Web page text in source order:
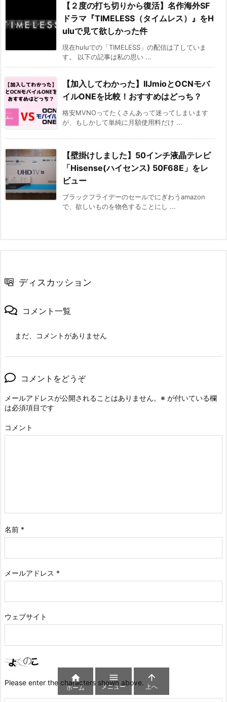
【２度の打ち切りから復活】名作海外SF
ドラマ『TIMELESS（タイムレス）』をH
uluで見て欲しかった件
現在huluでの「TIMELESS」の配信は了していま
す。 以下の記事は私の思い ...
【加入してわかった】IIJmioとOCNモバ
イルONEを比較！おすすめはどっち？
格安MVNOってたくさんあって迷ってしまいます
が、もしかして単純に月額使用料だけ ...
【壁掛けしました】50インチ液晶テレビ
「Hisense(ハイセンス) 50F68E」をレ
ビュー
ブラックフライデーのセールでにぎわうamazon
で、欲しいものを物色することにし ...
ディスカッション
コメント一覧
まだ、コメントがありません
コメントをどうぞ
メールアドレスが公開されることはありません。 ※ が付いている欄
は必須項目です
コメント
名前 *
メールアドレス *
ウェブサイト
Please enter the characters shown above.

ホーム

メニュー

上へ